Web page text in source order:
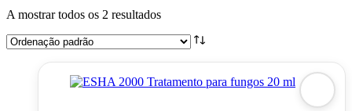
A mostrar todos os 2 resultados